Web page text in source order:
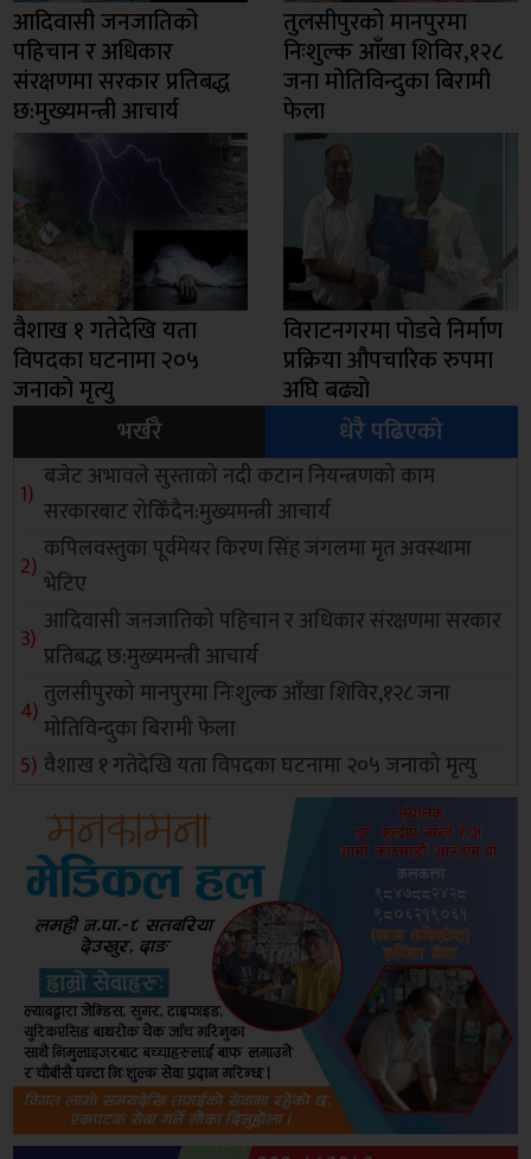
आदिवासी जनजातिको
पहिचान र अधिकार
संरक्षणमा सरकार प्रतिबद्ध
छ:मुख्यमन्त्री आचार्य
तुलसीपुरको मानपुरमा
निःशुल्क आँखा शिविर,१२८
जना मोतिविन्दुका बिरामी
फेला
वैशाख १ गतेदेखि यता
विपदका घटनामा २०५
जनाको मृत्यु
विराटनगरमा पोडवे निर्माण
प्रक्रिया औपचारिक रुपमा
अघि बढ्यो
भर्खरै
धेरै पढिएको
बजेट अभावले सुस्ताको नदी कटान नियन्त्रणको काम
सरकारबाट रोकिँदैन:मुख्यमन्त्री आचार्य
कपिलवस्तुका पूर्वमेयर किरण सिंह जंगलमा मृत अवस्थामा
भेटिए
आदिवासी जनजातिको पहिचान र अधिकार संरक्षणमा सरकार
प्रतिबद्ध छ:मुख्यमन्त्री आचार्य
तुलसीपुरको मानपुरमा निःशुल्क आँखा शिविर,१२८ जना
मोतिविन्दुका बिरामी फेला
वैशाख १ गतेदेखि यता विपदका घटनामा २०५ जनाको मृत्यु